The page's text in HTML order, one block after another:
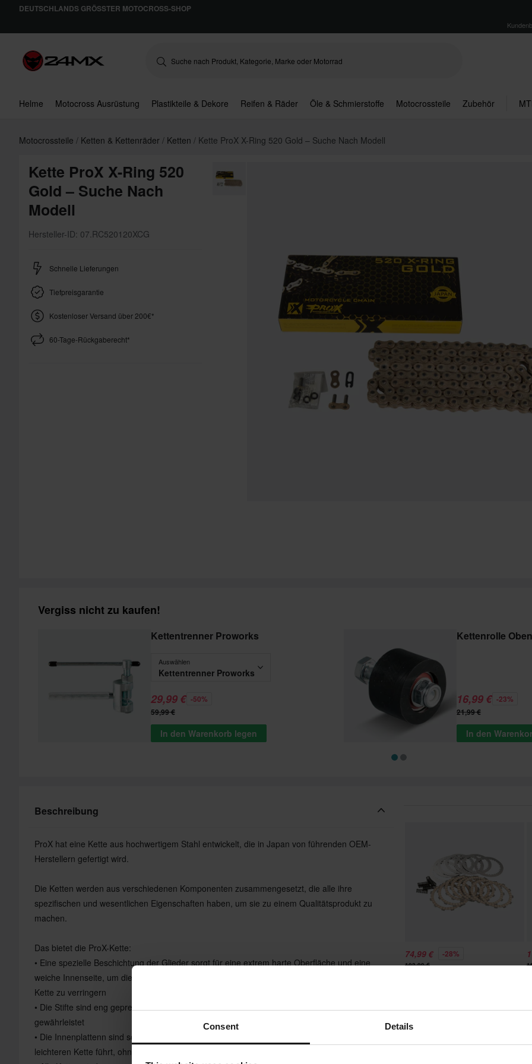
Consent Details
DEUTSCHLANDS GRÖSSTER MOTOCROSS-SHOP
Helme Motocross Ausrüstung Plastikteile & Dekore Reifen & Räder Öle & Schmierstoffe Motocrossteile Zubehör
Motocrossteile Ketten & Kettenräder Ketten Kette ProX X-Ring 520 Gold – Suche Nach Modell
Kette ProX X-Ring 520
Gold – Suche Nach
Modell
Hersteller-ID: 07.RC520120XCG
Schnelle Lieferungen
Tiefpreisgarantie
Kostenloser Versand über 200€*
60-Tage-Rückgaberecht*
Vergiss nicht zu kaufen!
Kettentrenner Proworks
Auswählen
Kettentrenner Proworks
29,99 € -50%
59,99 €
In den Warenkorb legen
Kettenrolle
16,99 € -23%
21,99 €
In den
Beschreibung
ProX hat eine Kette aus hochwertigem Stahl entwickelt, die in Japan von führenden OEM-
Herstellern gefertigt wird.
Die Ketten werden aus verschiedenen Komponenten zusammengesetzt, die alle ihre
spezifischen und wesentlichen Eigenschaften haben, um sie zu einem Qualitätsprodukt zu
machen.
Das bietet die ProX-Kette:
• Eine spezielle Beschichtung der Glieder sorgt für eine extrem harte Oberfläche und eine
weiche Innenseite, um die Festigkeit zu erhöhen und gleichzeitig den Gesamtverschleiß der
Kette zu verringern
• Die Stifte sind eng gepresst und vierfach gestanzt, was eine extrem hohe Festigkeit
gewährleistet
• Die Innenplattenn sind so geformt, dass weniger Material benötigt wird, was zu einer 3 %
leichteren Kette führt, ohne die Zugfestigkeit zu beeinträchtigen
74,99 € -28%
103,99 €